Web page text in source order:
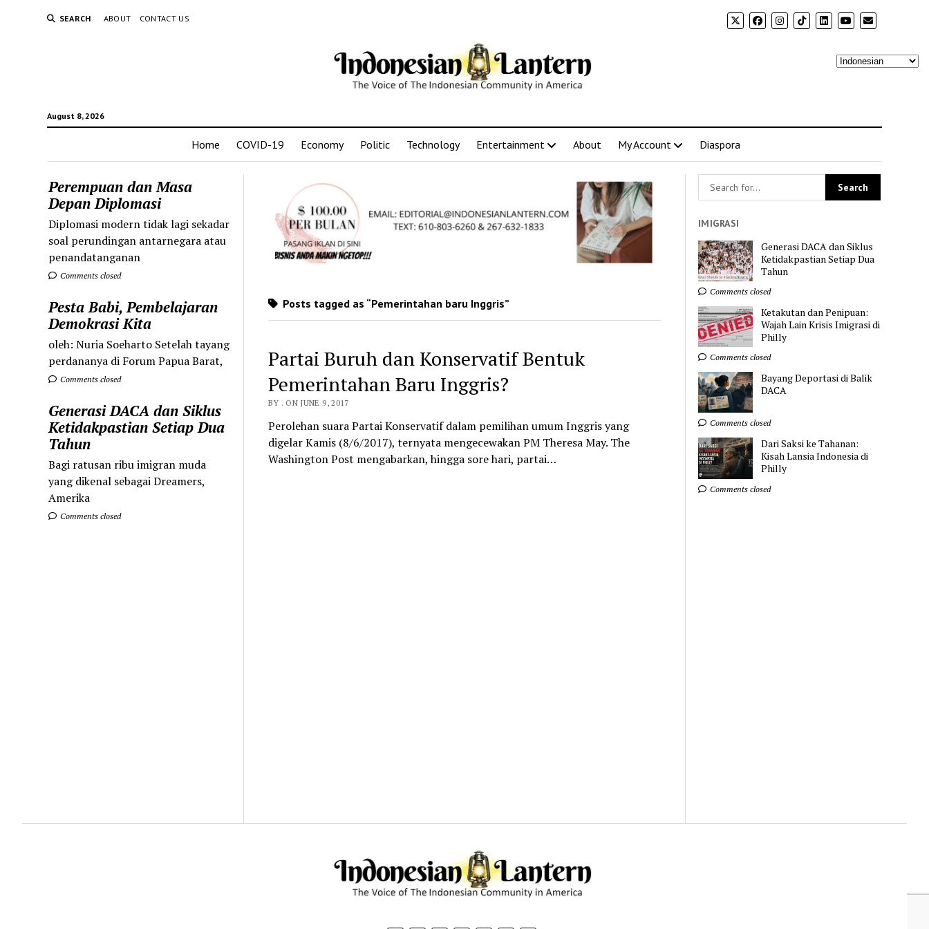
SEARCH ABOUT CONTACT US
August 8, 2026
Home COVID-19 Economy Politic Technology Entertainment About My Account Diaspora
Perempuan dan Masa
Depan Diplomasi
Diplomasi modern tidak lagi sekadar
soal perundingan antarnegara atau
penandatanganan
Comments closed
Pesta Babi, Pembelajaran
Demokrasi Kita
oleh: Nuria Soeharto Setelah tayang
perdananya di Forum Papua Barat,
Comments closed
Generasi DACA dan Siklus
Ketidakpastian Setiap Dua
Tahun
Bagi ratusan ribu imigran muda
yang dikenal sebagai Dreamers,
Amerika
Comments closed
Posts tagged as “Pemerintahan baru Inggris”
Partai Buruh dan Konservatif Bentuk
Pemerintahan Baru Inggris?
BY . ON JUNE 9, 2017
Perolehan suara Partai Konservatif dalam pemilihan umum Inggris yang
digelar Kamis (8/6/2017), ternyata mengecewakan PM Theresa May. The
Washington Post mengabarkan, hingga sore hari, partai…
IMIGRASI
Generasi DACA dan Siklus
Ketidakpastian Setiap Dua
Tahun
Comments closed
Ketakutan dan Penipuan:
Wajah Lain Krisis Imigrasi di
Philly
Comments closed
Bayang Deportasi di Balik
DACA
Comments closed
Dari Saksi ke Tahanan:
Kisah Lansia Indonesia di
Philly
Comments closed